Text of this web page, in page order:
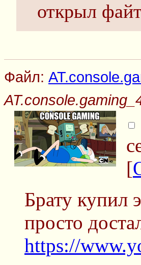
открыл
Файл:
[
Брату купил
просто
https://